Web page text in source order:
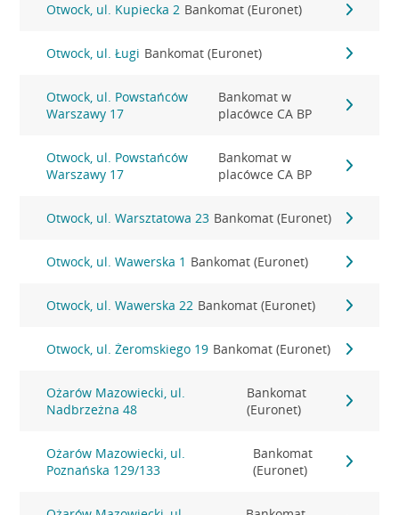
Otwock, ul. Kupiecka 2 Bankomat (Euronet)
Otwock, ul. Ługi Bankomat (Euronet)
Otwock, ul. Powstańców
Warszawy 17
Bankomat w
placówce CA BP
Otwock, ul. Powstańców
Warszawy 17
Bankomat w
placówce CA BP
Otwock, ul. Warsztatowa 23 Bankomat (Euronet)
Otwock, ul. Wawerska 1 Bankomat (Euronet)
Otwock, ul. Wawerska 22 Bankomat (Euronet)
Otwock, ul. Żeromskiego 19 Bankomat (Euronet)
Ożarów Mazowiecki, ul.
Nadbrzeżna 48
Bankomat
(Euronet)
Ożarów Mazowiecki, ul.
Poznańska 129/133
Bankomat
(Euronet)